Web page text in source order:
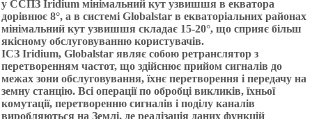
у ССПЗ Іrіdіum мінімальний кут узвишшя в екватора
дорівнює 8°, а в системі Globalstar в екваторіальних районах
мінімальний кут узвишшя складає 15-20°, що сприяє більш
якісному обслуговуванню користувачів.
ІСЗ Іrіdіum, Globalstar являє собою ретранслятор з
перетворенням частот, що здійснює прийом сигналів до
межах зони обслуговування, їхнє перетворення і передачу на
земну станцію. Всі операції по обробці викликів, їхньої
комутації, перетворенню сигналів і поділу каналів
виробляються на Землі, де реалізація даних функцій